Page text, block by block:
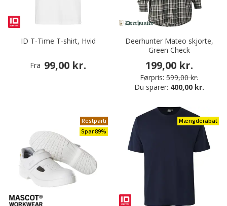
ID T-Time T-shirt, Hvid
Fra 99,00 kr.
Deerhunter Mateo skjorte,
Green Check
199,00 kr.
Førpris: 599,00 kr.
Du sparer: 400,00 kr.
Restparti
Spar 89%
Mængderabat